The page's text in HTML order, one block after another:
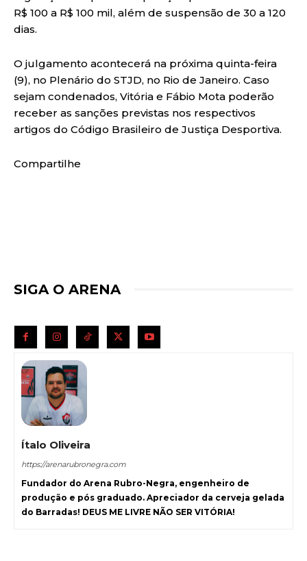
R$ 100 a R$ 100 mil, além de suspensão de 30 a 120
dias.
O julgamento acontecerá na próxima quinta-feira
(9), no Plenário do STJD, no Rio de Janeiro. Caso
sejam condenados, Vitória e Fábio Mota poderão
receber as sanções previstas nos respectivos
artigos do Código Brasileiro de Justiça Desportiva.
Compartilhe
SIGA O ARENA
Ítalo Oliveira
https://arenarubronegra.com
Fundador do Arena Rubro-Negra, engenheiro de
produção e pós graduado. Apreciador da cerveja gelada
do Barradas! DEUS ME LIVRE NÃO SER VITÓRIA!